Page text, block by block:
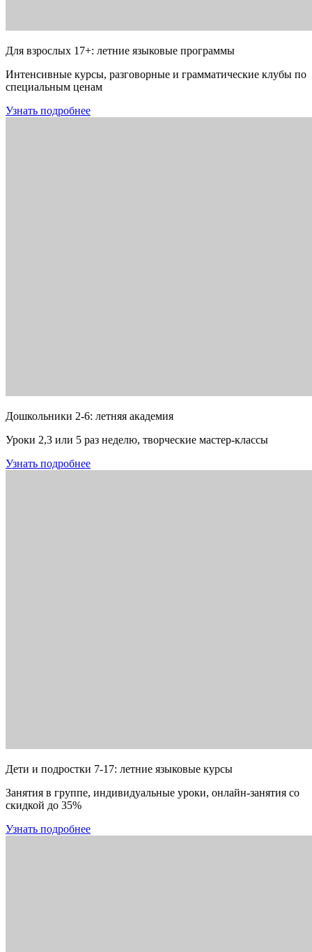
Для взрослых 17+: летние языковые программы
Интенсивные курсы, разговорные и грамматические клубы по
специальным ценам
Узнать подробнее
Дошкольники 2-6: летняя академия
Уроки 2,3 или 5 раз неделю, творческие мастер-классы
Узнать подробнее
Дети и подростки 7-17: летние языковые курсы
Занятия в группе, индивидуальные уроки, онлайн-занятия со
скидкой до 35%
Узнать подробнее